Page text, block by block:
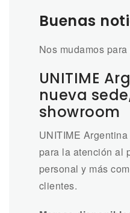
Buenas
Nos mudamos
UNITIME
nueva
showroom
UNITIME
para la atención al
personal y más
clientes.